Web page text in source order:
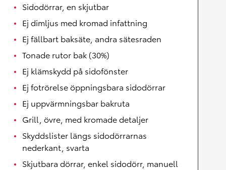
Sidodörrar, en skjutbar
Ej dimljus med kromad infattning
Ej fällbart baksäte, andra sätesraden
Tonade rutor bak (30%)
Ej klämskydd på sidofönster
Ej fotrörelse öppningsbara sidodörrar
Ej uppvärmningsbar bakruta
Grill, övre, med kromade detaljer
Skyddslister längs sidodörrarnas
nederkant, svarta
Skjutbara dörrar, enkel sidodörr, manuell